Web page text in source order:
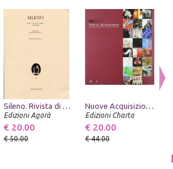
Sileno. Rivista di studi classici e cristiani. 1-2. 2001
Edizioni Agorà
€ 20.00
€ 50.00
Nuove Acquisizioni. Due anni di crescita della collezione
Edizioni Charta
€ 20.00
€ 44.00